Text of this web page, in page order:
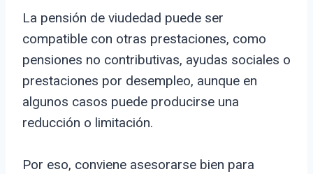
La pensión de viudedad puede ser
compatible con otras prestaciones, como
pensiones no contributivas, ayudas sociales o
prestaciones por desempleo, aunque en
algunos casos puede producirse una
reducción o limitación.
Por eso, conviene asesorarse bien para